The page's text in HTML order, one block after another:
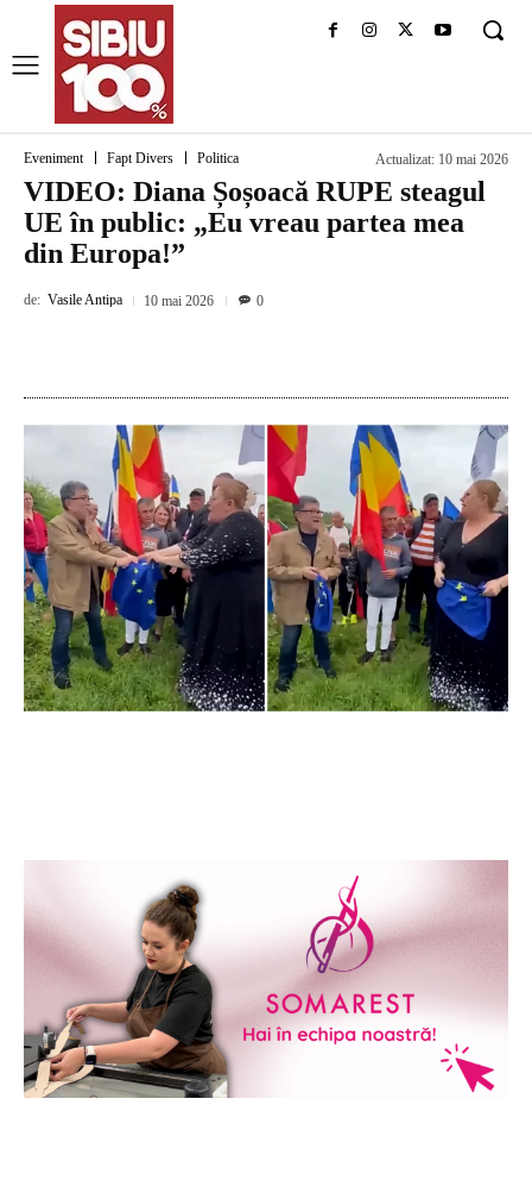
Eveniment Fapt Divers Politica Actualizat: 10 mai 2026
VIDEO: Diana Șoșoacă RUPE steagul
UE în public: „Eu vreau partea mea
din Europa!”
de: Vasile Antipa 10 mai 2026 0